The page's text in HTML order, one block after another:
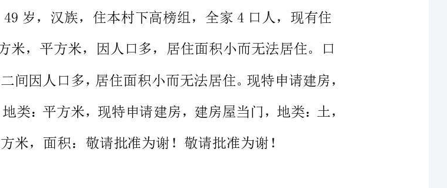
建房屋当门，地类：平方米，现特申请建房，建房屋当门，地类：土，